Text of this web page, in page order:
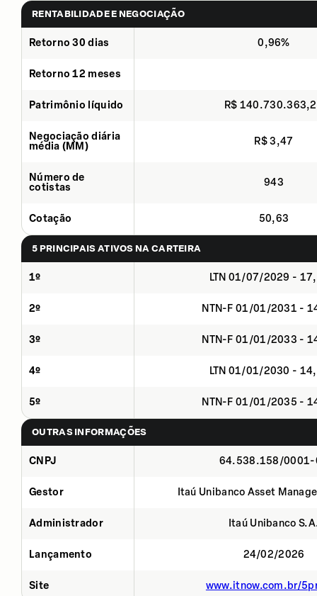
RENTABILIDADE E NEGOCIAÇÃO
Retorno 30 dias 0,96%
Retorno 12 meses
Patrimônio líquido R$
Negociação diária
média (MM)
R$ 3,47
Número de
cotistas
943
Cotação 50,63
5 PRINCIPAIS ATIVOS NA CARTEIRA
1º LTN 01/07/2029 -
2º NTN-F 01/01/2031 -
3º NTN-F 01/01/2033 -
4º LTN 01/01/2030 -
5º NTN-F 01/01/2035 -
OUTRAS INFORMAÇÕES
CNPJ 64.538.158/0001-
Gestor Itaú Unibanco Asset
Administrador Itaú Unibanco
Lançamento 24/02/2026
Site www.itnow.com.br/